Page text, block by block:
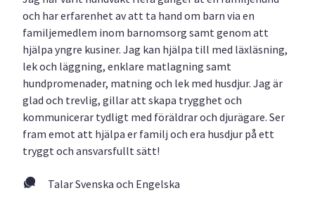
och har erfarenhet av att ta hand om barn via en
familjemedlem inom barnomsorg samt genom att
hjälpa yngre kusiner. Jag kan hjälpa till med läxläsning,
lek och läggning, enklare matlagning samt
hundpromenader, matning och lek med husdjur. Jag är
glad och trevlig, gillar att skapa trygghet och
kommunicerar tydligt med föräldrar och djurägare. Ser
fram emot att hjälpa er familj och era husdjur på ett
tryggt och ansvarsfullt sätt!
Talar Svenska och Engelska